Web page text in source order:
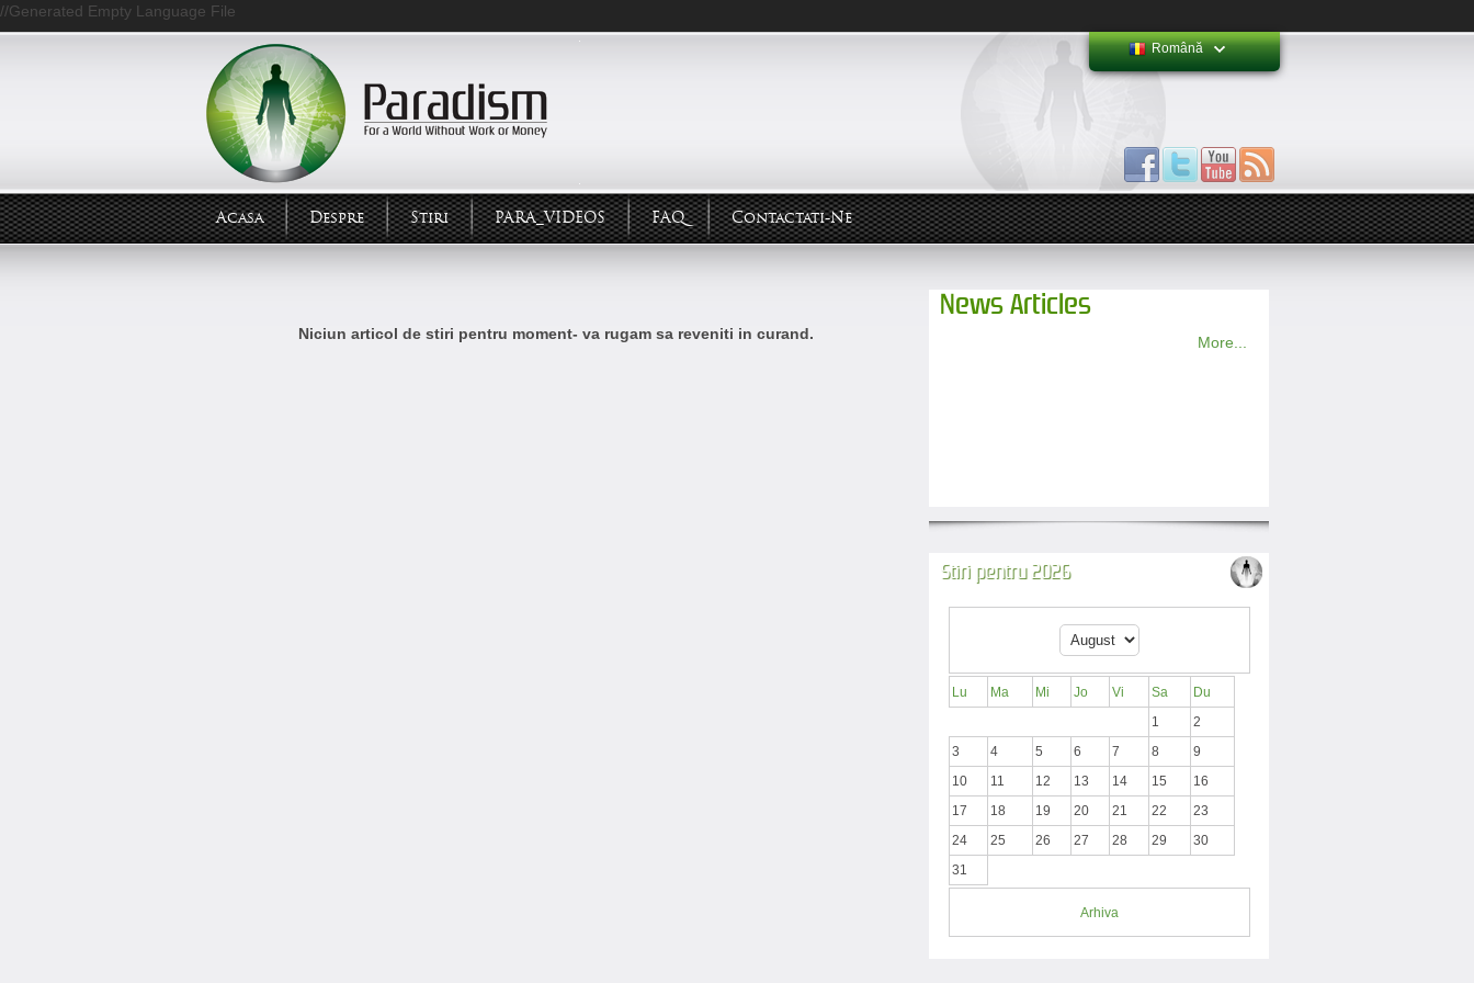
//Generated Empty Language File
Română
Acasa Despre Stiri PARA_VIDEOS FAQ Contactati-Ne
Niciun articol de stiri pentru moment- va rugam sa reveniti in curand.
News Articles
More...
Stiri pentru 2026
Lu Ma Mi Jo Vi Sa
Du
1
2
3
4 5 6 7 8
9
10
11 12 13 14 15
16
17
18 19 20 21 22
23
24
25 26 27 28 29
30
31
Arhiva